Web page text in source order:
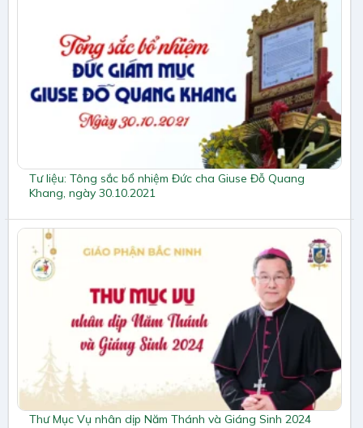
Tư liệu: Tông sắc bổ nhiệm Đức cha Giuse Đỗ Quang
Khang, ngày 30.10.2021
Thư Mục Vụ nhân dịp Năm Thánh và Giáng Sinh 2024